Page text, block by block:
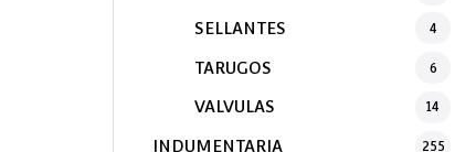
SELLANTES 4
TARUGOS 6
VALVULAS 14
INDUMENTARIA 255